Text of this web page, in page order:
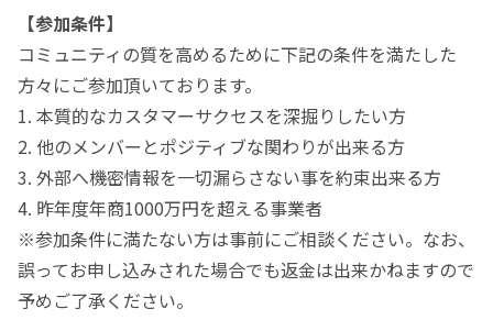
【参加条件】
コミュニティの質を高めるために下記の条件を満たした
方々にご参加頂いております。
1. 本質的なカスタマーサクセスを深掘りしたい方
2. 他のメンバーとポジティブな関わりが出来る方
3. 外部へ機密情報を一切漏らさない事を約束出来る方
4. 昨年度年商1000万円を超える事業者
※参加条件に満たない方は事前にご相談ください。なお、
誤ってお申し込みされた場合でも返金は出来かねますので
予めご了承ください。